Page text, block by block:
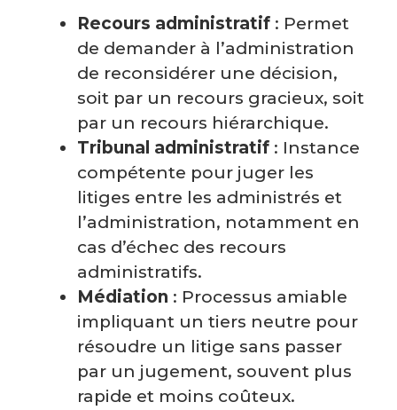
Recours administratif : Permet
de demander à l’administration
de reconsidérer une décision,
soit par un recours gracieux, soit
par un recours hiérarchique.
Tribunal administratif : Instance
compétente pour juger les
litiges entre les administrés et
l’administration, notamment en
cas d’échec des recours
administratifs.
Médiation : Processus amiable
impliquant un tiers neutre pour
résoudre un litige sans passer
par un jugement, souvent plus
rapide et moins coûteux.